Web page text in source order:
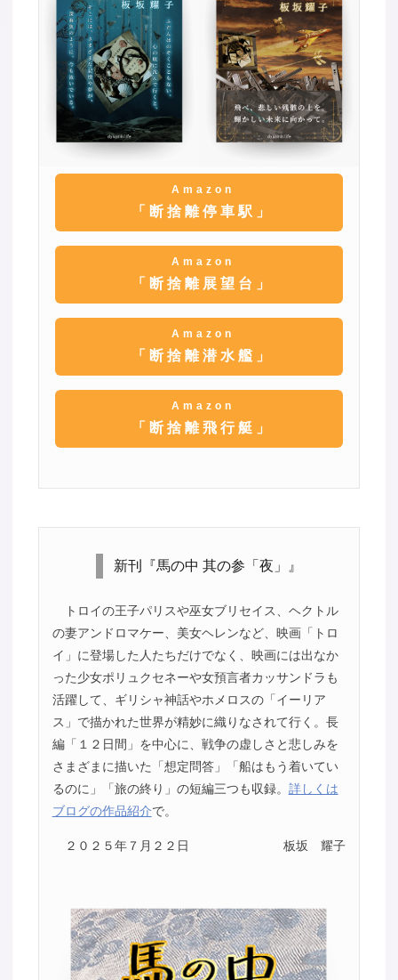
Amazon
「断捨離停車駅」
Amazon
「断捨離展望台」
Amazon
「断捨離潜水艦」
Amazon
「断捨離飛行艇」
新刊『馬の中 其の参「夜」』
トロイの王子パリスや巫女ブリセイス、ヘクトル
の妻アンドロマケー、美女ヘレンなど、映画「トロ
イ」に登場した人たちだけでなく、映画には出なか
った少女ポリュクセネーや女預言者カッサンドラも
活躍して、ギリシャ神話やホメロスの「イーリア
ス」で描かれた世界が精妙に織りなされて行く。長
編「１２日間」を中心に、戦争の虚しさと悲しみを
さまざまに描いた「想定問答」「船はもう着いてい
るのに」「旅の終り」の短編三つも収録。 詳しくは
ブログの作品紹介で。
２０２５年７月２２日 板坂 耀子